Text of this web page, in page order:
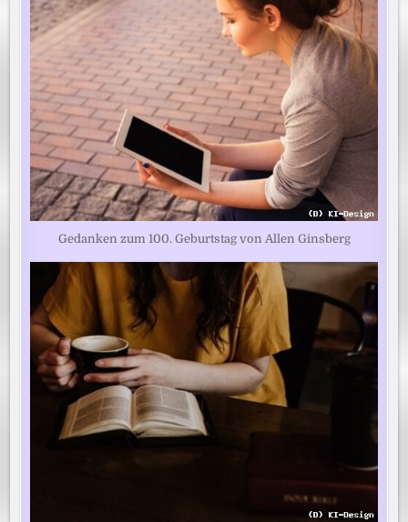
Gedanken zum 100. Geburtstag von Allen Ginsberg